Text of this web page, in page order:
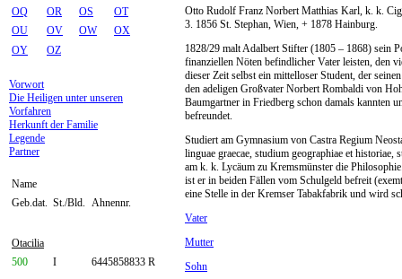
OQ
OR OS
OT
OU
OV OW
OX
OY
OZ
Vorwort
Die Heiligen unter unseren
Vorfahren
Herkunft der Familie
Legende
Partner
Name
Geb.dat. St./Bld. Ahnennr.
Otacilia
500
I 6445858833 R
Otto Rudolf Franz Norbert Matthias Karl, k. k.
3. 1856 St. Stephan, Wien, + 1878 Hainburg.
1828/29 malt Adalbert Stifter (1805 – 1868) sein
finanziellen Nöten befindlicher Vater leisten, den
dieser Zeit selbst ein mittelloser Student, der
den adeligen Großvater Norbert Rombaldi von
Baumgartner in Friedberg schon damals kannten
befreundet.
Studiert am Gymnasium von Castra Regium
linguae graecae, studium geographiae et
am k. k. Lycäum zu Kremsmünster die
ist er in beiden Fällen vom Schulgeld befreit
eine Stelle in der Kremser Tabakfabrik und wird
Vater
Mutter
Sohn